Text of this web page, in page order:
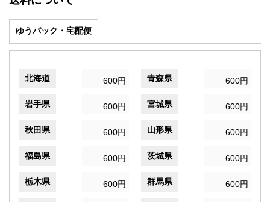
ゆうパック・宅配便
北海道 600円 青森県 600円
岩手県 600円 宮城県 600円
秋田県 600円 山形県 600円
福島県 600円 茨城県 600円
栃木県 600円 群馬県 600円